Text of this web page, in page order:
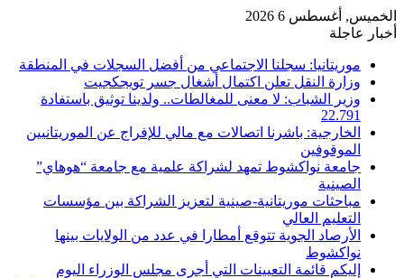
الخميس, أغسطس 6 2026
أخبار عاجلة
موريتانيا: سجلنا الاجتماعي من أفضل السجلات في المنطقة
وزارة النقل تعلن اكتمال أشغال جسر تويجكجيت
وزير الشباب: لا معنى للمغالطات.. ولدينا توثيق باستفادة
22.791
الخارجية: باشرنا اتصالات مع مالي للإفراج عن الموريتانيين
الموقوفين
جامعة نواكشوط تمهد لشراكة علمية مع جامعة “هوهاي”
الصينية
مباحثات موريتانية-صينية لتعزيز الشراكة بين مؤسسات
التعليم العالي
الأرصاد الجوية تتوقع أمطارا في عدد من الولايات بينها
نواكشوط
إليكم قائمة التعيينات التي أجرى مجلس الوزراء اليوم